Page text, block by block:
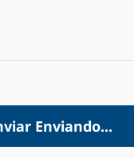
Enviando...